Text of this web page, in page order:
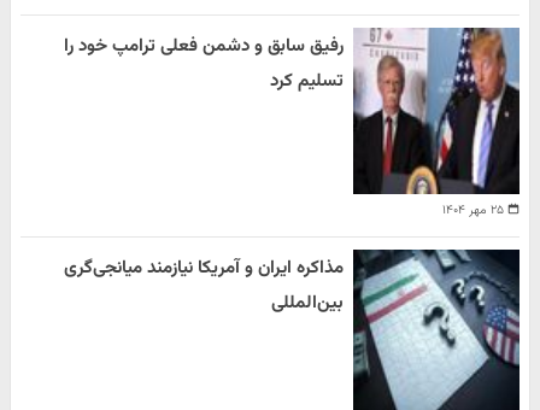
۲۵ مهر ۱۴۰۴
رفیق سابق و دشمن فعلی ترامپ خود را
تسلیم کرد
مذاکره ایران و آمریکا نیازمند میانجی‌گری
بین‌المللی